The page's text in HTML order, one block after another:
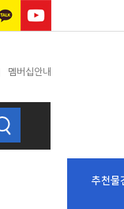
멤버십안내
추천물